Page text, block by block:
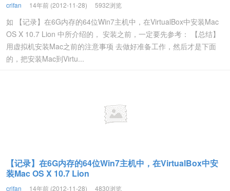
crifan 14年前 (2012-11-28) 5932浏览
如 【记录】在6G内存的64位Win7主机中，在VirtualBox中安装Mac
OS X 10.7 Lion 中所介绍的， 安装之前，一定要先参考： 【总结】
用虚拟机安装Mac之前的注意事项 去做好准备工作，然后才是下面
的，把安装Mac到Virtu...
【记录】在6G内存的64位Win7主机中，在VirtualBox中安
装Mac OS X 10.7 Lion
crifan 14年前 (2012-11-28) 4830浏览